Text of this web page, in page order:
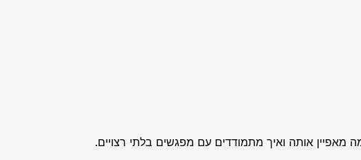
אותה ואיך מתמודדים עם מפגשים בלתי רצויים.